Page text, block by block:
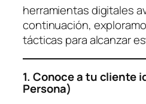
herramientas digitales
continuación,
tácticas para alcanzar
1. Conoce a tu cliente
Persona)